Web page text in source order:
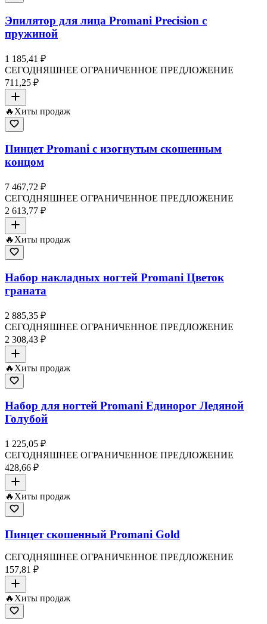
Эпилятор для лица Promani Precision с
пружиной
1 185,41 ₽
СЕГОДНЯШНЕЕ ОГРАНИЧЕННОЕ ПРЕДЛОЖЕНИЕ
711,25 ₽
🔥 Хиты продаж
Пинцет Promani с изогнутым скошенным
концом
7 467,72 ₽
СЕГОДНЯШНЕЕ ОГРАНИЧЕННОЕ ПРЕДЛОЖЕНИЕ
2 613,77 ₽
🔥 Хиты продаж
Набор накладных ногтей Promani Цветок
граната
2 885,35 ₽
СЕГОДНЯШНЕЕ ОГРАНИЧЕННОЕ ПРЕДЛОЖЕНИЕ
2 308,43 ₽
🔥 Хиты продаж
Набор для ногтей Promani Единорог Ледяной
Голубой
1 225,05 ₽
СЕГОДНЯШНЕЕ ОГРАНИЧЕННОЕ ПРЕДЛОЖЕНИЕ
428,66 ₽
🔥 Хиты продаж
Пинцет скошенный Promani Gold
СЕГОДНЯШНЕЕ ОГРАНИЧЕННОЕ ПРЕДЛОЖЕНИЕ
157,81 ₽
🔥Хиты продаж